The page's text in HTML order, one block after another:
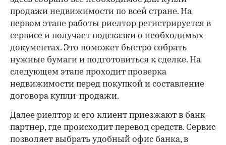
продажи недвижимости по всей стране. На
первом этапе работы риелтор регистрируется в
сервисе и получает подсказки о необходимых
документах. Это поможет быстро собрать
нужные бумаги и подготовиться к сделке. На
следующем этапе проходит проверка
недвижимости перед покупкой и составление
договора купли-продажи.
Далее риелтор и его клиент приезжают в банк-
партнер, где происходит перевод средств. Сервис
позволяет выбрать удобный офис банка, в